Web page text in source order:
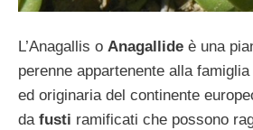
L’Anagallis o Anagallide è una
perenne appartenente alla
ed originaria del continente
dafusti ramificati che possono